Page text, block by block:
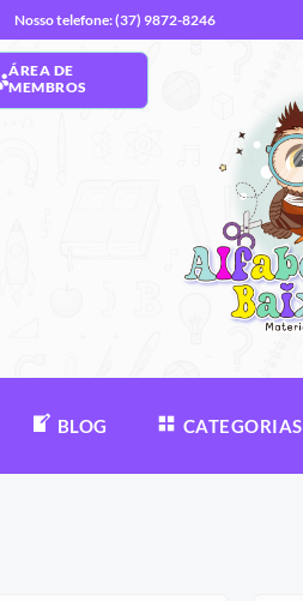
Nosso telefone: (37) 9872-8246
ÁREA DE
MEMBROS
BLOG CATEGORIAS